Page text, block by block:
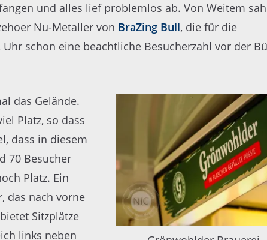
und alles lief problemlos ab. Von Weitem
Nu-Metaller von BraZing Bull, die für die
schon eine beachtliche Besucherzahl vor der
das Gelände.
Platz, so dass
dass in diesem
70 Besucher
Platz. Ein
das nach vorne
Sitzplätze
links neben